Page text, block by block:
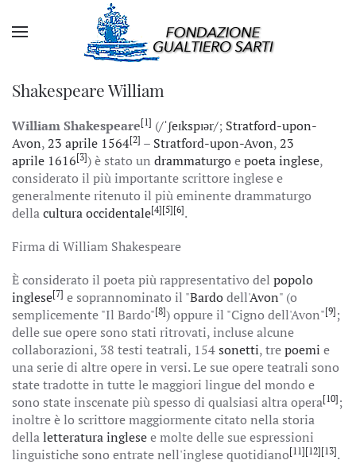
Shakespeare William
William Shakespeare[1] (/ˈʃeɪkspɪər/; Stratford-upon-
Avon,23 aprile 1564[2] – Stratford-upon-Avon,23
aprile 1616[3]) è stato un drammaturgoepoetainglese,
considerato il più importante scrittore inglese e
generalmente ritenuto il più eminente drammaturgo
dellacultura occidentale[4][5][6].
Firma di William Shakespeare
È considerato il poeta più rappresentativo del popolo
inglese[7] e soprannominato il "Bardodell'Avon" (o
semplicemente "Il Bardo"[8]) oppure il "Cigno dell'Avon"[9] ;
delle sue opere sono stati ritrovati, incluse alcune
collaborazioni, 38 testi teatrali, 154sonetti, trepoemi e
una serie di altre opere in versi. Le sue opere teatrali sono
state tradotte in tutte le maggiori lingue del mondo e
sono state inscenate più spesso di qualsiasi altra opera[10] ;
inoltre è lo scrittore maggiormente citato nella storia
dellaletteratura inglesee molte delle sue espressioni
linguistiche sono entrate nell'inglese quotidiano[11][12][13].